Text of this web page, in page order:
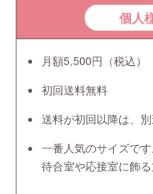
個人
月額5,500円（税込）
初回送料無料
送料が初回以降は、別
一番人気のサイズで
待合室や応接室に飾る